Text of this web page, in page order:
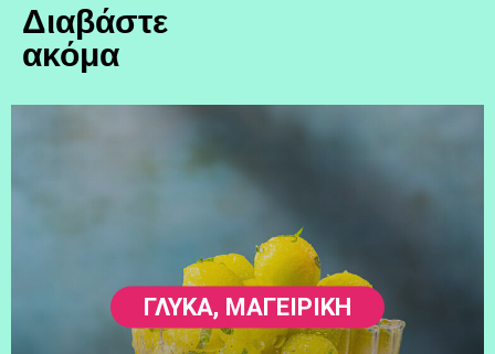
Διαβάστε
ακόμα
ΓΛΥΚΆ, ΜΑΓΕΙΡΙΚΗ